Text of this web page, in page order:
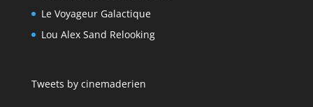
Le Voyageur Galactique
Lou Alex Sand Relooking
Tweets by cinemaderien